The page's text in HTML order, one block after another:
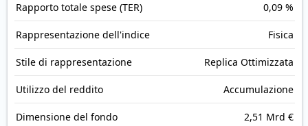
Rapporto totale spese (TER) 0,09 %
Rappresentazione dell'indice Fisica
Stile di rappresentazione Replica Ottimizzata
Utilizzo del reddito Accumulazione
Dimensione del fondo 2,51 Mrd €